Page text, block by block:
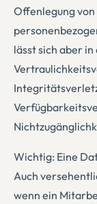
Offenlegung von
lässt sich aber
Wichtig: Eine
Auch
wenn ein